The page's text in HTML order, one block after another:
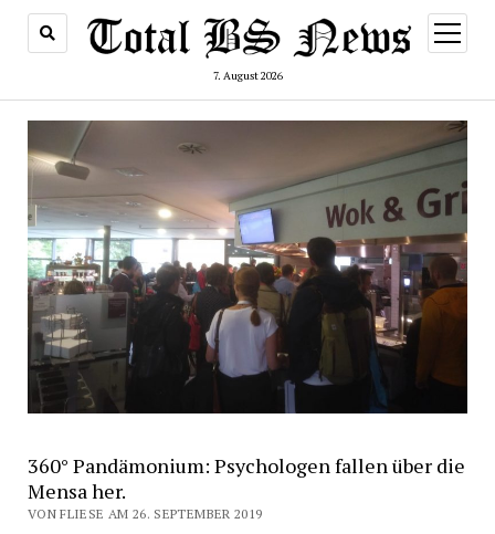
7. August 2026
Menü
öffnen
360° Pandämonium: Psychologen fallen über die
Mensa her.
VON FLIESE AM 26. SEPTEMBER 2019